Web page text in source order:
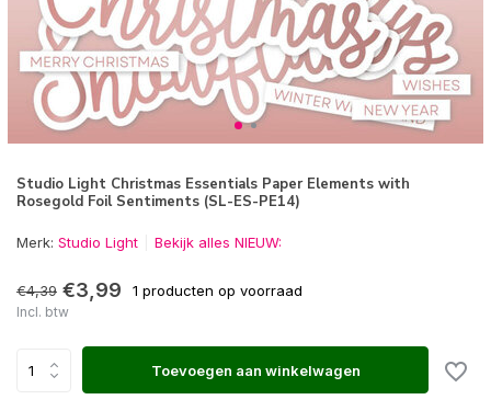
Studio Light Christmas Essentials Paper Elements with
Rosegold Foil Sentiments (SL-ES-PE14)
Merk: Studio Light Bekijk alles NIEUW:
€4,39 €3,99 1 producten op voorraad
Incl. btw
Toevoegen aan winkelwagen